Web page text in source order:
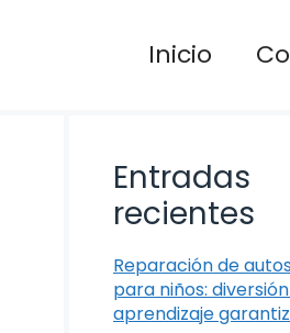
Inicio
Entradas
recientes
Reparación de
para niños:
aprendizaje